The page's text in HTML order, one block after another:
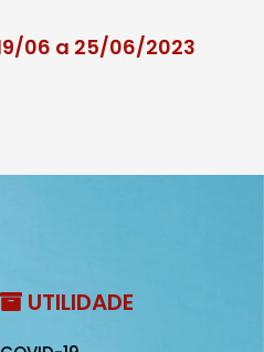
06 a 25/06/2023
UTILIDADE